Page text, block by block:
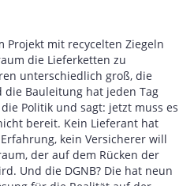
Projekt mit recycelten Ziegeln
die Lieferketten zu
unterschiedlich groß, die
Bauleitung hat jeden Tag
Politik und sagt: jetzt muss es
bereit. Kein Lieferant hat
kein Versicherer will
der auf dem Rücken der
Und die DGNB? Die hat neun